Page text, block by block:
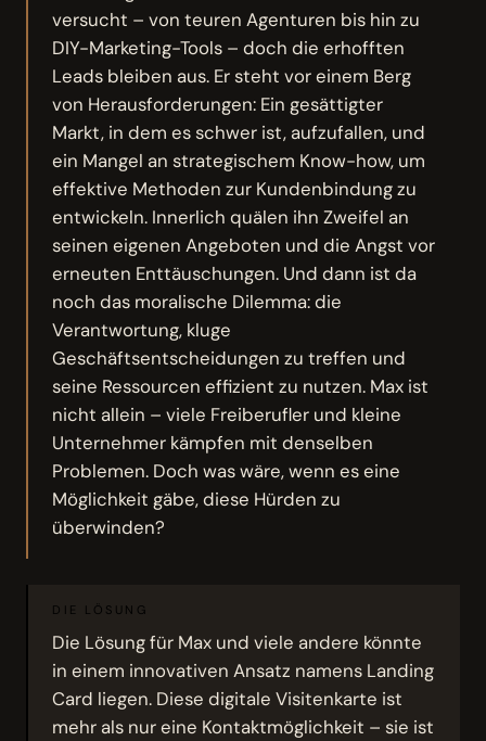
versucht – von teuren Agenturen bis hin zu
DIY-Marketing-Tools – doch die erhofften
Leads bleiben aus. Er steht vor einem Berg
von Herausforderungen: Ein gesättigter
Markt, in dem es schwer ist, aufzufallen, und
ein Mangel an strategischem Know-how, um
effektive Methoden zur Kundenbindung zu
entwickeln. Innerlich quälen ihn Zweifel an
seinen eigenen Angeboten und die Angst vor
erneuten Enttäuschungen. Und dann ist da
noch das moralische Dilemma: die
Verantwortung, kluge
Geschäftsentscheidungen zu treffen und
seine Ressourcen effizient zu nutzen. Max ist
nicht allein – viele Freiberufler und kleine
Unternehmer kämpfen mit denselben
Problemen. Doch was wäre, wenn es eine
Möglichkeit gäbe, diese Hürden zu
überwinden?
DIE LÖSUNG
Die Lösung für Max und viele andere könnte
in einem innovativen Ansatz namens Landing
Card liegen. Diese digitale Visitenkarte ist
mehr als nur eine Kontaktmöglichkeit – sie ist